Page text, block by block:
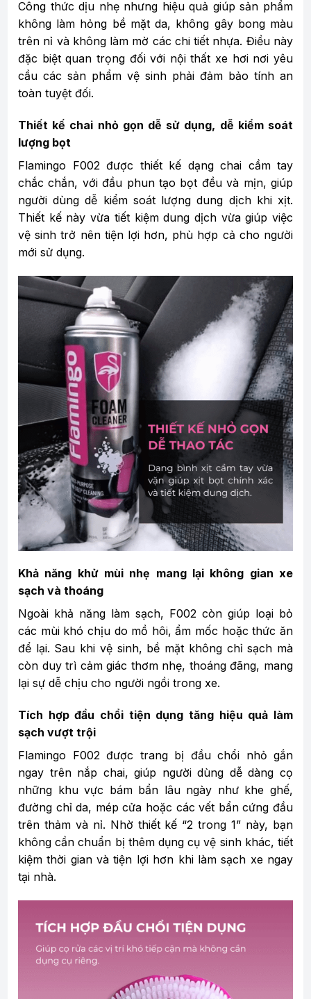
Công thức dịu nhẹ nhưng hiệu quả giúp sản phẩm
không làm hỏng bề mặt da, không gây bong màu
trên nỉ và không làm mờ các chi tiết nhựa. Điều này
đặc biệt quan trọng đối với nội thất xe hơi nơi yêu
cầu các sản phẩm vệ sinh phải đảm bảo tính an
toàn tuyệt đối.
Thiết kế chai nhỏ gọn dễ sử dụng, dễ kiểm soát
lượng bọt
Flamingo F002 được thiết kế dạng chai cầm tay
chắc chắn, với đầu phun tạo bọt đều và mịn, giúp
người dùng dễ kiểm soát lượng dung dịch khi xịt.
Thiết kế này vừa tiết kiệm dung dịch vừa giúp việc
vệ sinh trở nên tiện lợi hơn, phù hợp cả cho người
mới sử dụng.
Khả năng khử mùi nhẹ mang lại không gian xe
sạch và thoáng
Ngoài khả năng làm sạch, F002 còn giúp loại bỏ
các mùi khó chịu do mồ hôi, ẩm mốc hoặc thức ăn
để lại. Sau khi vệ sinh, bề mặt không chỉ sạch mà
còn duy trì cảm giác thơm nhẹ, thoáng đãng, mang
lại sự dễ chịu cho người ngồi trong xe.
Tích hợp đầu chổi tiện dụng tăng hiệu quả làm
sạch vượt trội
Flamingo F002 được trang bị đầu chổi nhỏ gắn
ngay trên nắp chai, giúp người dùng dễ dàng cọ
những khu vực bám bẩn lâu ngày như khe ghế,
đường chỉ da, mép cửa hoặc các vết bẩn cứng đầu
trên thảm và nỉ. Nhờ thiết kế “2 trong 1” này, bạn
không cần chuẩn bị thêm dụng cụ vệ sinh khác, tiết
kiệm thời gian và tiện lợi hơn khi làm sạch xe ngay
tại nhà.